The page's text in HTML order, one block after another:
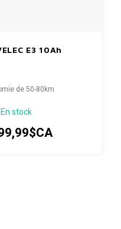
E3 10Ah
de 50-80km
En stock